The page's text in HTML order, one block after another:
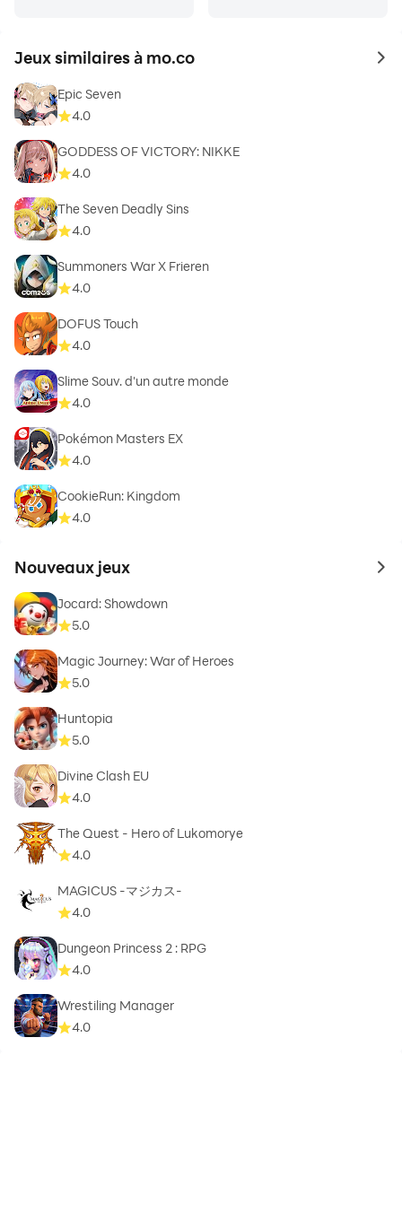
Jeux similaires à mo.co to
Epic Seven
4.0
GODDESS OF VICTORY: NIKKE
4.0
The Seven Deadly Sins
4.0
Summoners War X Frieren
4.0
DOFUS Touch
4.0
Slime Souv. d'un autre monde
4.0
Pokémon Masters EX
4.0
CookieRun: Kingdom
4.0
Nouveaux jeux to
Jocard: Showdown
5.0
Magic Journey: War of Heroes
5.0
Huntopia
5.0
Divine Clash EU
4.0
The Quest - Hero of Lukomorye
4.0
MAGICUS -マジカス-
4.0
Dungeon Princess 2 : RPG
4.0
Wrestiling Manager
4.0